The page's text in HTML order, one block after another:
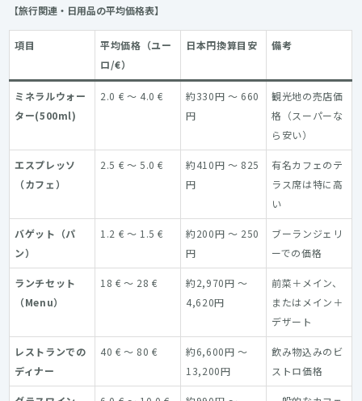
【旅行関連・日用品の平均価格表】
項目
平均価格（ユー
ロ/€）
日本円換算目安 備考
ミネラルウォー
ター(500ml)
2.0 € ～ 4.0 €
約330円 ～ 660
円
観光地の売店価
格（スーパーな
ら安い）
エスプレッソ
（カフェ）
2.5 € ～ 5.0 €
約410円 ～ 825
円
有名カフェのテ
ラス席は特に高
い
バゲット（パ
ン）
1.2 € ～ 1.5 €
約200円 ～ 250
円
ブーランジェリ
ーでの価格
ランチセット
（Menu）
18 € ～ 28 €
約2,970円 ～
4,620円
前菜＋メイン、
またはメイン＋
デザート
レストランでの
ディナー
40 € ～ 80 €
約6,600円 ～
13,200円
飲み物込みのビ
ストロ価格